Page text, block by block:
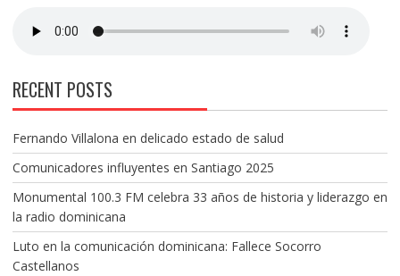
RECENT POSTS
Fernando Villalona en delicado estado de salud
Comunicadores influyentes en Santiago 2025
Monumental 100.3 FM celebra 33 años de historia y liderazgo en
la radio dominicana
Luto en la comunicación dominicana: Fallece Socorro
Castellanos